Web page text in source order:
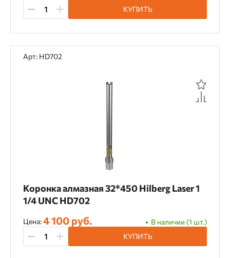
КУПИТЬ
Арт: HD702
Коронка алмазная 32*450 Hilberg Laser 1
1/4 UNC HD702
Цена:4 100 руб.
В наличии (1 шт.)
КУПИТЬ